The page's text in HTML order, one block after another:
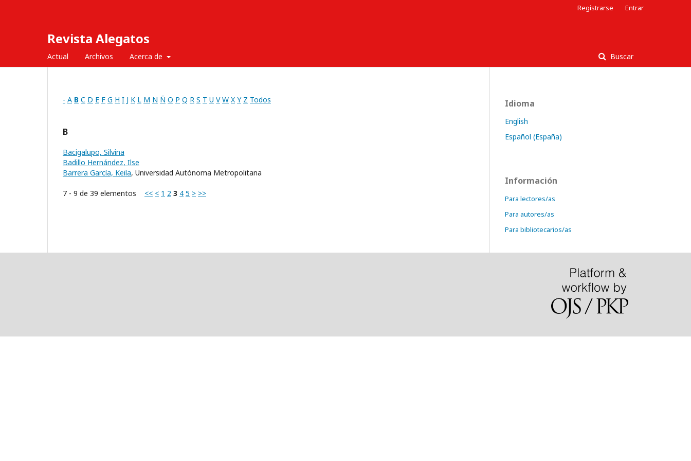
Revista Alegatos
Actual Archivos Acerca de Buscar
Registrarse Entrar
- A B C D E F G H I J K L M N Ñ O P Q R S T U V W X Y Z Todos
B
Bacigalupo, Silvina
Badillo Hernández, Ilse
Barrera García, Keila, Universidad Autónoma Metropolitana
7 - 9 de 39 elementos << < 1 2 3 4 5 > >>
Idioma
English
Español (España)
Información
Para lectores/as
Para autores/as
Para bibliotecarios/as